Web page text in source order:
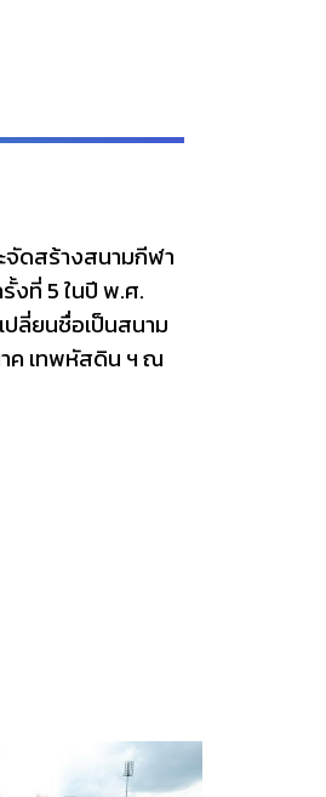
จัดสร้างสนามกีฬา
งที่ 5 ในปี พ.ศ.
ปลี่ยนชื่อเป็นสนาม
ค เทพหัสดิน ฯ ณ